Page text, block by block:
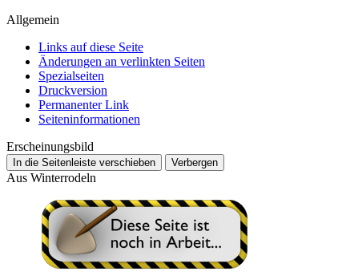
Allgemein
Links auf diese Seite
Änderungen an verlinkten Seiten
Spezialseiten
Druckversion
Permanenter Link
Seiten­­informationen
Erscheinungsbild
In die Seitenleiste verschieben Verbergen
Aus Winterrodeln